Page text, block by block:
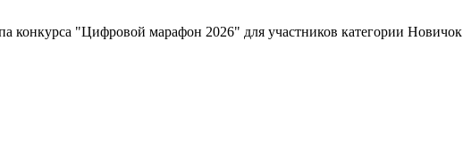
конкурса "Цифровой марафон 2026" для участников категории Новичок